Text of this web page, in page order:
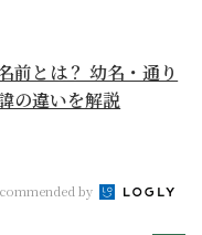
前とは？ 幼名・通り
の違いを解説
by